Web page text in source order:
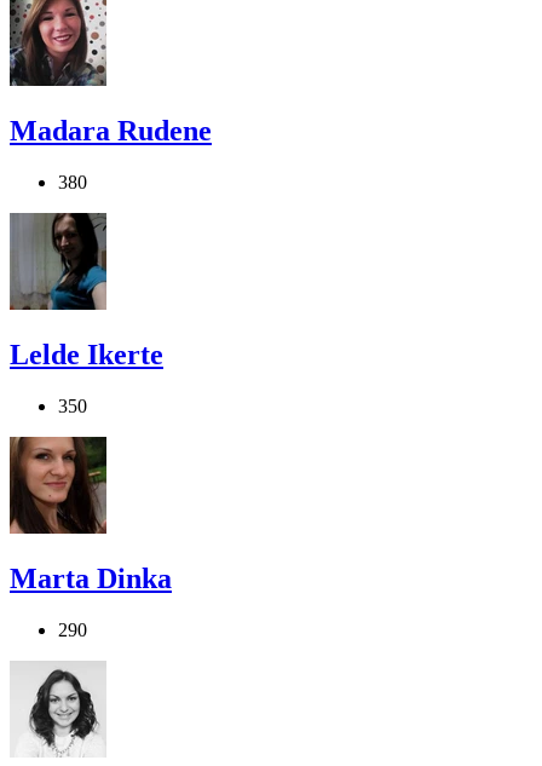
Madara Rudene
380
Lelde Ikerte
350
Marta Dinka
290